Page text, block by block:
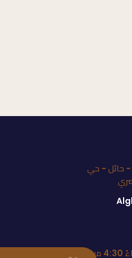
- حائل - حي
08:30 صباحاً - 12:30 مساءً 4:30 مساءً